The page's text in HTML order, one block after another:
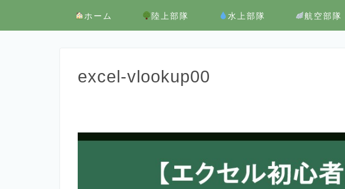
ホーム 陸上部隊 水上部隊 航空部隊
excel-vlookup00